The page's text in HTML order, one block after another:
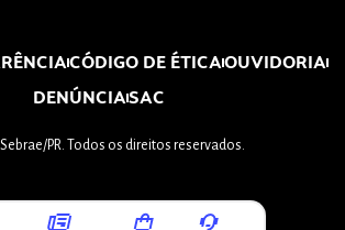
CÓDIGO DE ÉTICAOUVIDORIA
DENÚNCIASAC
PR. Todos os direitos reservados.